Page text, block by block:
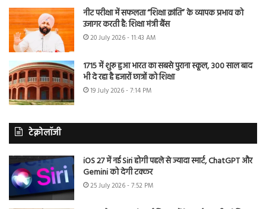
नीट परीक्षा में सफलता “शिक्षा क्रांति” के व्यापक प्रभाव को
उजागर करती है: शिक्षा मंत्री बैंस
20 July 2026 - 11:43 AM
1715 में शुरू हुआ भारत का सबसे पुराना स्कूल, 300 साल बाद
भी दे रहा है हजारों छात्रों को शिक्षा
19 July 2026 - 7:14 PM
टेक्नोलॉजी
iOS 27 में नई Siri होगी पहले से ज्यादा स्मार्ट, ChatGPT और
Gemini को देगी टक्कर
25 July 2026 - 7:52 PM